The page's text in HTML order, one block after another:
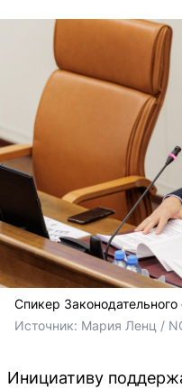
Спикер
Источник: Мария Ленц /
Инициативу